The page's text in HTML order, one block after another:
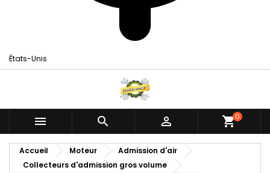
États-Unis
   shopping_cart0
Accueil Moteur
Admission d'air
Collecteurs d'admission gros volume